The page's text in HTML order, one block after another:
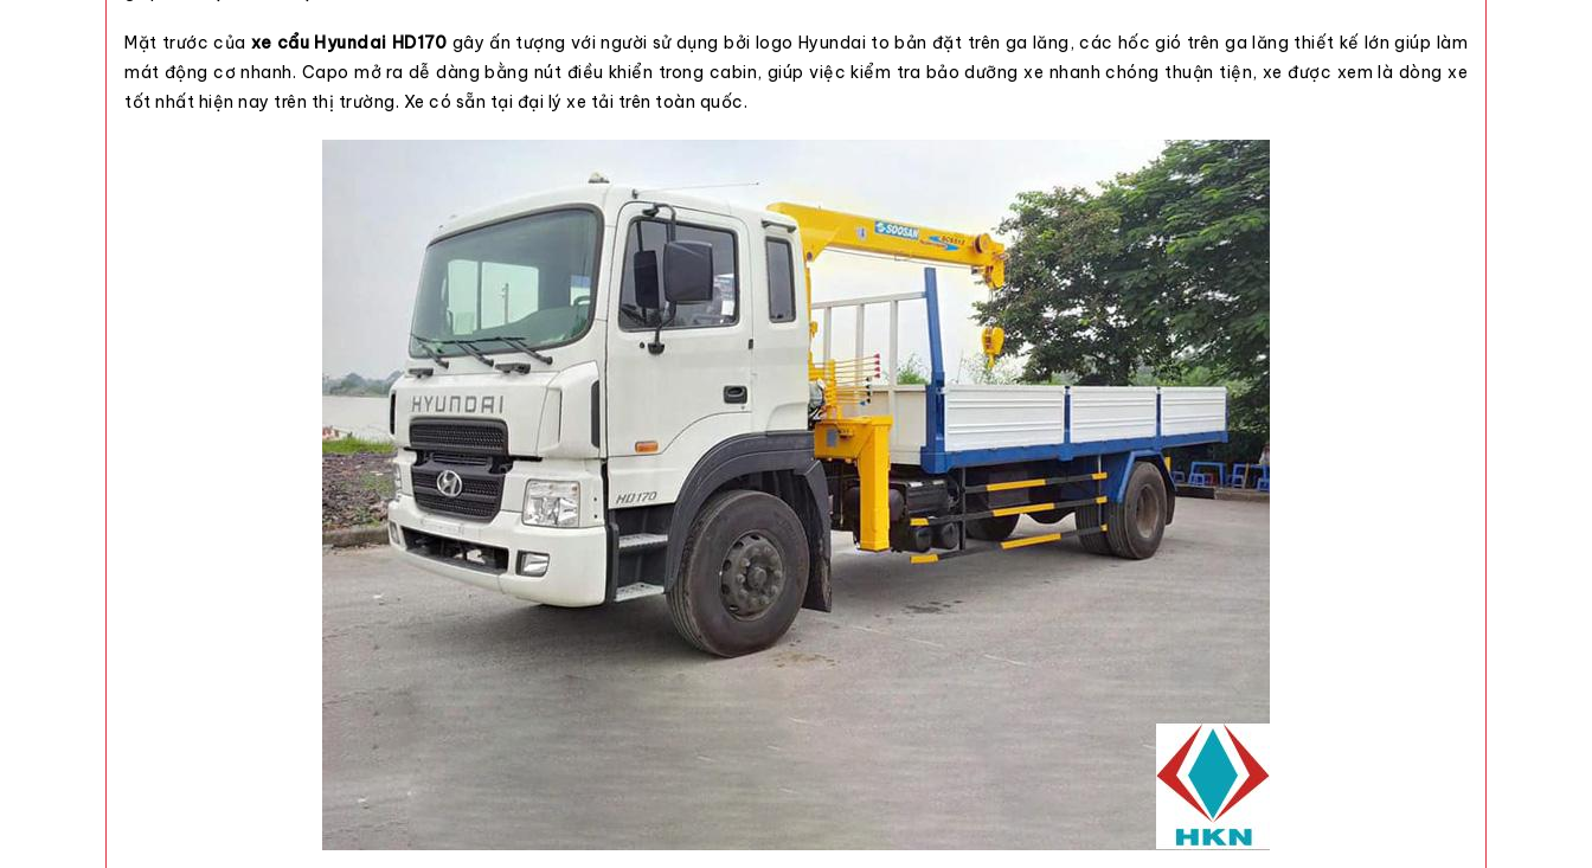
Mặt trước của xe cẩu Hyundai HD170 gây ấn tượng với người sử dụng bởi logo Hyundai to bản đặt trên ga lăng, các hốc gió trên ga lăng thiết kế lớn giúp làm
mát động cơ nhanh. Capo mở ra dễ dàng bằng nút điều khiển trong cabin, giúp việc kiểm tra bảo dưỡng xe nhanh chóng thuận tiện, xe được xem là dòng xe
tốt nhất hiện nay trên thị trường. Xe có sẵn tại đại lý xe tải trên toàn quốc.